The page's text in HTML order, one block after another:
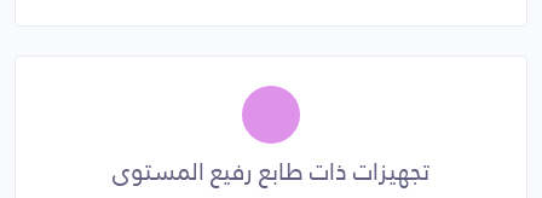
تجهيزات ذات طابع رفيع المستوى